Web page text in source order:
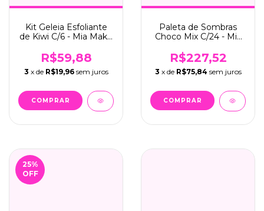
Kit Geleia Esfoliante
de Kiwi C/6 - Mia Make
R$59,88
3 x de R$19,96 sem juros
Paleta de Sombras
Choco Mix C/24 - Mia
R$227,52
3 x de R$75,84 sem juros
25%
OFF